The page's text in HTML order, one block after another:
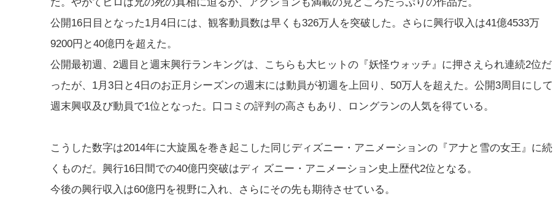
公開16日目となった1月4日には、観客動員数は早くも326万人を突破した。さらに興行収入は41億4533万
9200円と40億円を超えた。
公開最初週、2週目と週末興行ランキングは、こちらも大ヒットの『妖怪ウォッチ』に押さえられ連続2位だ
ったが、1月3日と4日のお正月シーズンの週末には動員が初週を上回り、50万人を超えた。公開3周目にして
週末興収及び動員で1位となった。口コミの評判の高さもあり、ロングランの人気を得ている。
こうした数字は2014年に大旋風を巻き起こした同じディズニー・アニメーションの『アナと雪の女王』に続
くものだ。興行16日間での40億円突破はディ ズニー・アニメーション史上歴代2位となる。
今後の興行収入は60億円を視野に入れ、さらにその先も期待させている。